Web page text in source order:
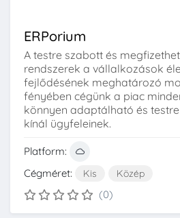
ERPorium
A testre szabott és
rendszerek a vállalkozások
fejlődésének meghatározó
fényében cégünk a piac
könnyen adaptálható és
kínál ügyfeleinek.
Platform:
Cégméret:
Kis Közép
(0)